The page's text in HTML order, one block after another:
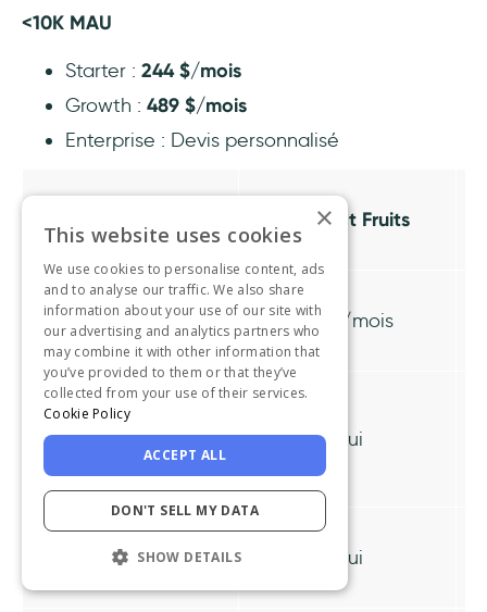
<10K MAU
Starter : 244 $/mois
Growth : 489 $/mois
Enterprise : Devis personnalisé
Product Fruits
Prix de départ 119 $/mois
Guides
interactifs
Oui
Infobulles Oui
×
This website uses cookies
We use cookies to personalise content, ads
and to analyse our traffic. We also share
information about your use of our site with
our advertising and analytics partners who
may combine it with other information that
you’ve provided to them or that they’ve
collected from your use of their services.
Cookie Policy
ACCEPT ALL
DON'T SELL MY DATA
SHOW DETAILS